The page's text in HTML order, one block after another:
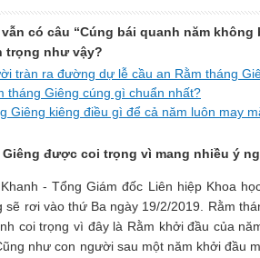
có câu “Cúng bái quanh năm
trọng như vậy?
tràn ra đường dự lễ cầu an Rằm tháng
tháng Giêng cúng gì chuẩn nhất?
Giêng kiêng điều gì để cả năm luôn may
Giêng được coi trọng vì mang nhiều ý
- Tổng Giám đốc Liên hiệp Khoa
sẽ rơi vào thứ Ba ngày 19/2/2019. Rằm
coi trọng vì đây là Rằm khởi đầu của
như con người sau một năm khởi đầu